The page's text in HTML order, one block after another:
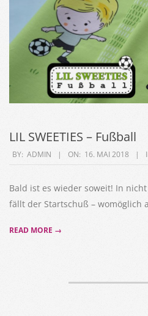
LIL SWEETIES – Fußball
2018-
16
BY: ADMIN ON: 16. MAI 2018
Bald ist es wieder soweit! In
fällt der Startschuß – womöglich
READ MORE →